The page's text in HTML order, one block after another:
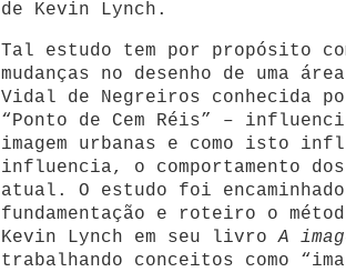
de Kevin Lynch.
Tal estudo tem por propósito
mudanças no desenho de uma
Vidal de Negreiros conhecida
“Ponto de Cem Réis” –
imagem urbanas e como isto
influencia, o comportamento
atual. O estudo foi
fundamentação e roteiro o
Kevin Lynch em seu livroA
trabalhando conceitos como